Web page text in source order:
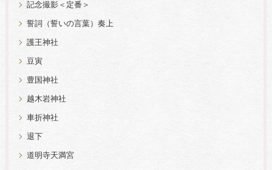
記念撮影＜定番＞
誓詞（誓いの言葉）奏上
護王神社
豆寅
豊国神社
越木岩神社
車折神社
退下
道明寺天満宮